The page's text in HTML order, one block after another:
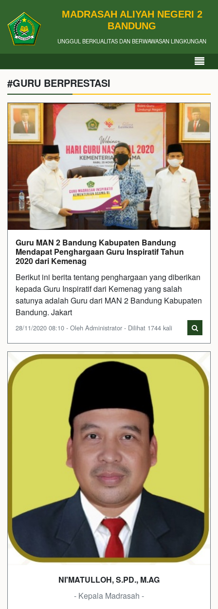
MADRASAH ALIYAH NEGERI 2
BANDUNG
UNGGUL BERKUALITAS DAN BERWAWASAN LINGKUNGAN
#GURU BERPRESTASI
Guru MAN 2 Bandung Kabupaten Bandung
Mendapat Penghargaan Guru Inspiratif Tahun
2020 dari Kemenag
Berikut ini berita tentang penghargaan yang diberikan
kepada Guru Inspiratif dari Kemenag yang salah
satunya adalah Guru dari MAN 2 Bandung Kabupaten
Bandung. Jakart
28/11/2020 08:10 - Oleh Administrator - Dilihat 1744 kali
NI'MATULLOH, S.PD., M.AG
- Kepala Madrasah -